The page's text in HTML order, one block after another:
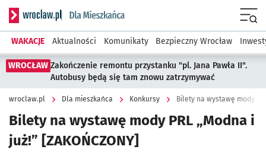
Serwis informacyjny wroclaw.pl podserwis: Dla mieszkańca
WAKACJE Aktualności Komunikaty Bezpieczny Wrocław
WROCŁAW Zakończenie remontu przystanku "pl. Jana Pawła II".
Autobusy będą się tam znowu zatrzymywać
wroclaw.pl Dla mieszkańca Konkursy Bilety na wystawę mody
Bilety na wystawę mody PRL „Modna i
już!” [ZAKOŃCZONY]